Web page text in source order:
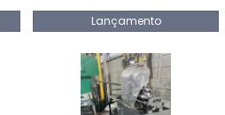
Lançamento